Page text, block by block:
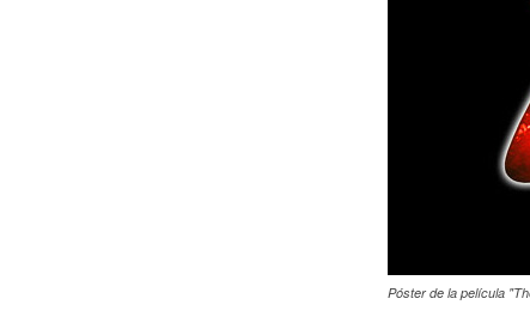
Póster de la película